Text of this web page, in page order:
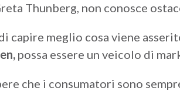
Thunberg, non conosce
capire meglio cosa viene
possa essere un veicolo di
che i consumatori sono